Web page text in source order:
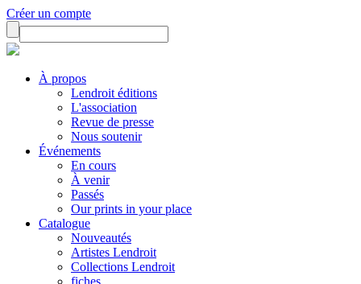
Créer un compte
À propos
Lendroit éditions
L'association
Revue de presse
Nous soutenir
Événements
En cours
À venir
Passés
Our prints in your place
Catalogue
Nouveautés
Artistes Lendroit
Collections Lendroit
fiches